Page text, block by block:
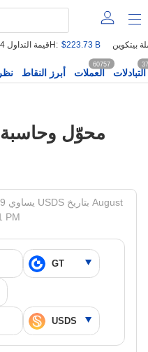
قيمة التداول 24H: $223.73 B
أبرز النقاط العملات
60757
التبادلات
محوّل وحاسبة
PM